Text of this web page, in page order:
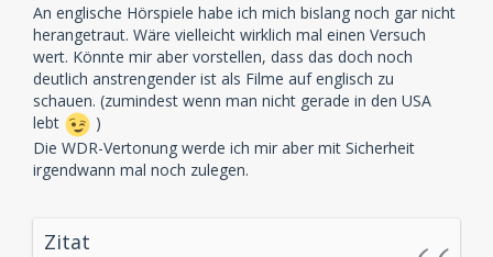
An englische Hörspiele habe ich mich bislang noch gar nicht
herangetraut. Wäre vielleicht wirklich mal einen Versuch
wert. Könnte mir aber vorstellen, dass das doch noch
deutlich anstrengender ist als Filme auf englisch zu
schauen. (zumindest wenn man nicht gerade in den USA
lebt
)
Die WDR-Vertonung werde ich mir aber mit Sicherheit
irgendwann mal noch zulegen.
Zitat